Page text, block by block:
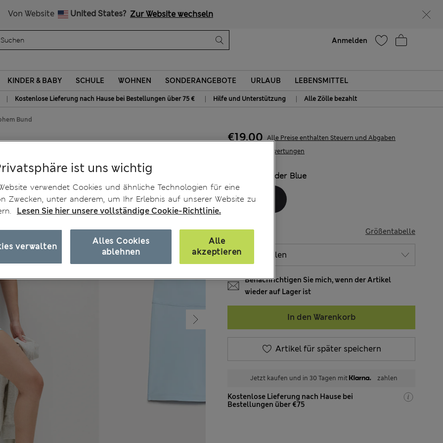
Von Website United States? Zur Website wechseln
Anmelden
KINDER & BABY SCHULE WOHNEN SONDERANGEBOTE URLAUB
LEBENSMITTEL
|
Kostenlose Lieferung nach Hause bei Bestellungen über 75 € | Hilfe und Unterstützung | Alle Zölle bezahlt
Bund
6 Bewertungen
€19,00 Alle Preise enthalten Steuern und Abgaben
Powder Blue
GRÖSSE Größentabelle
Benachrichtigen Sie mich, wenn der Artikel
wieder auf Lager ist
In den Warenkorb
Artikel für später speichern
Jetzt kaufen und in 30 Tagen mit zahlen
Kostenlose Lieferung nach Hause bei
Bestellungen über €75
ist uns wichtig
verwendet Cookies und ähnliche Technologien für eine
Zwecken, unter anderem, um Ihr Erlebnis auf unserer Website zu
Lesen Sie hier unsere vollständige Cookie-Richtlinie.
Alles Cookies
ablehnen
Alle
akzeptieren
verwalten